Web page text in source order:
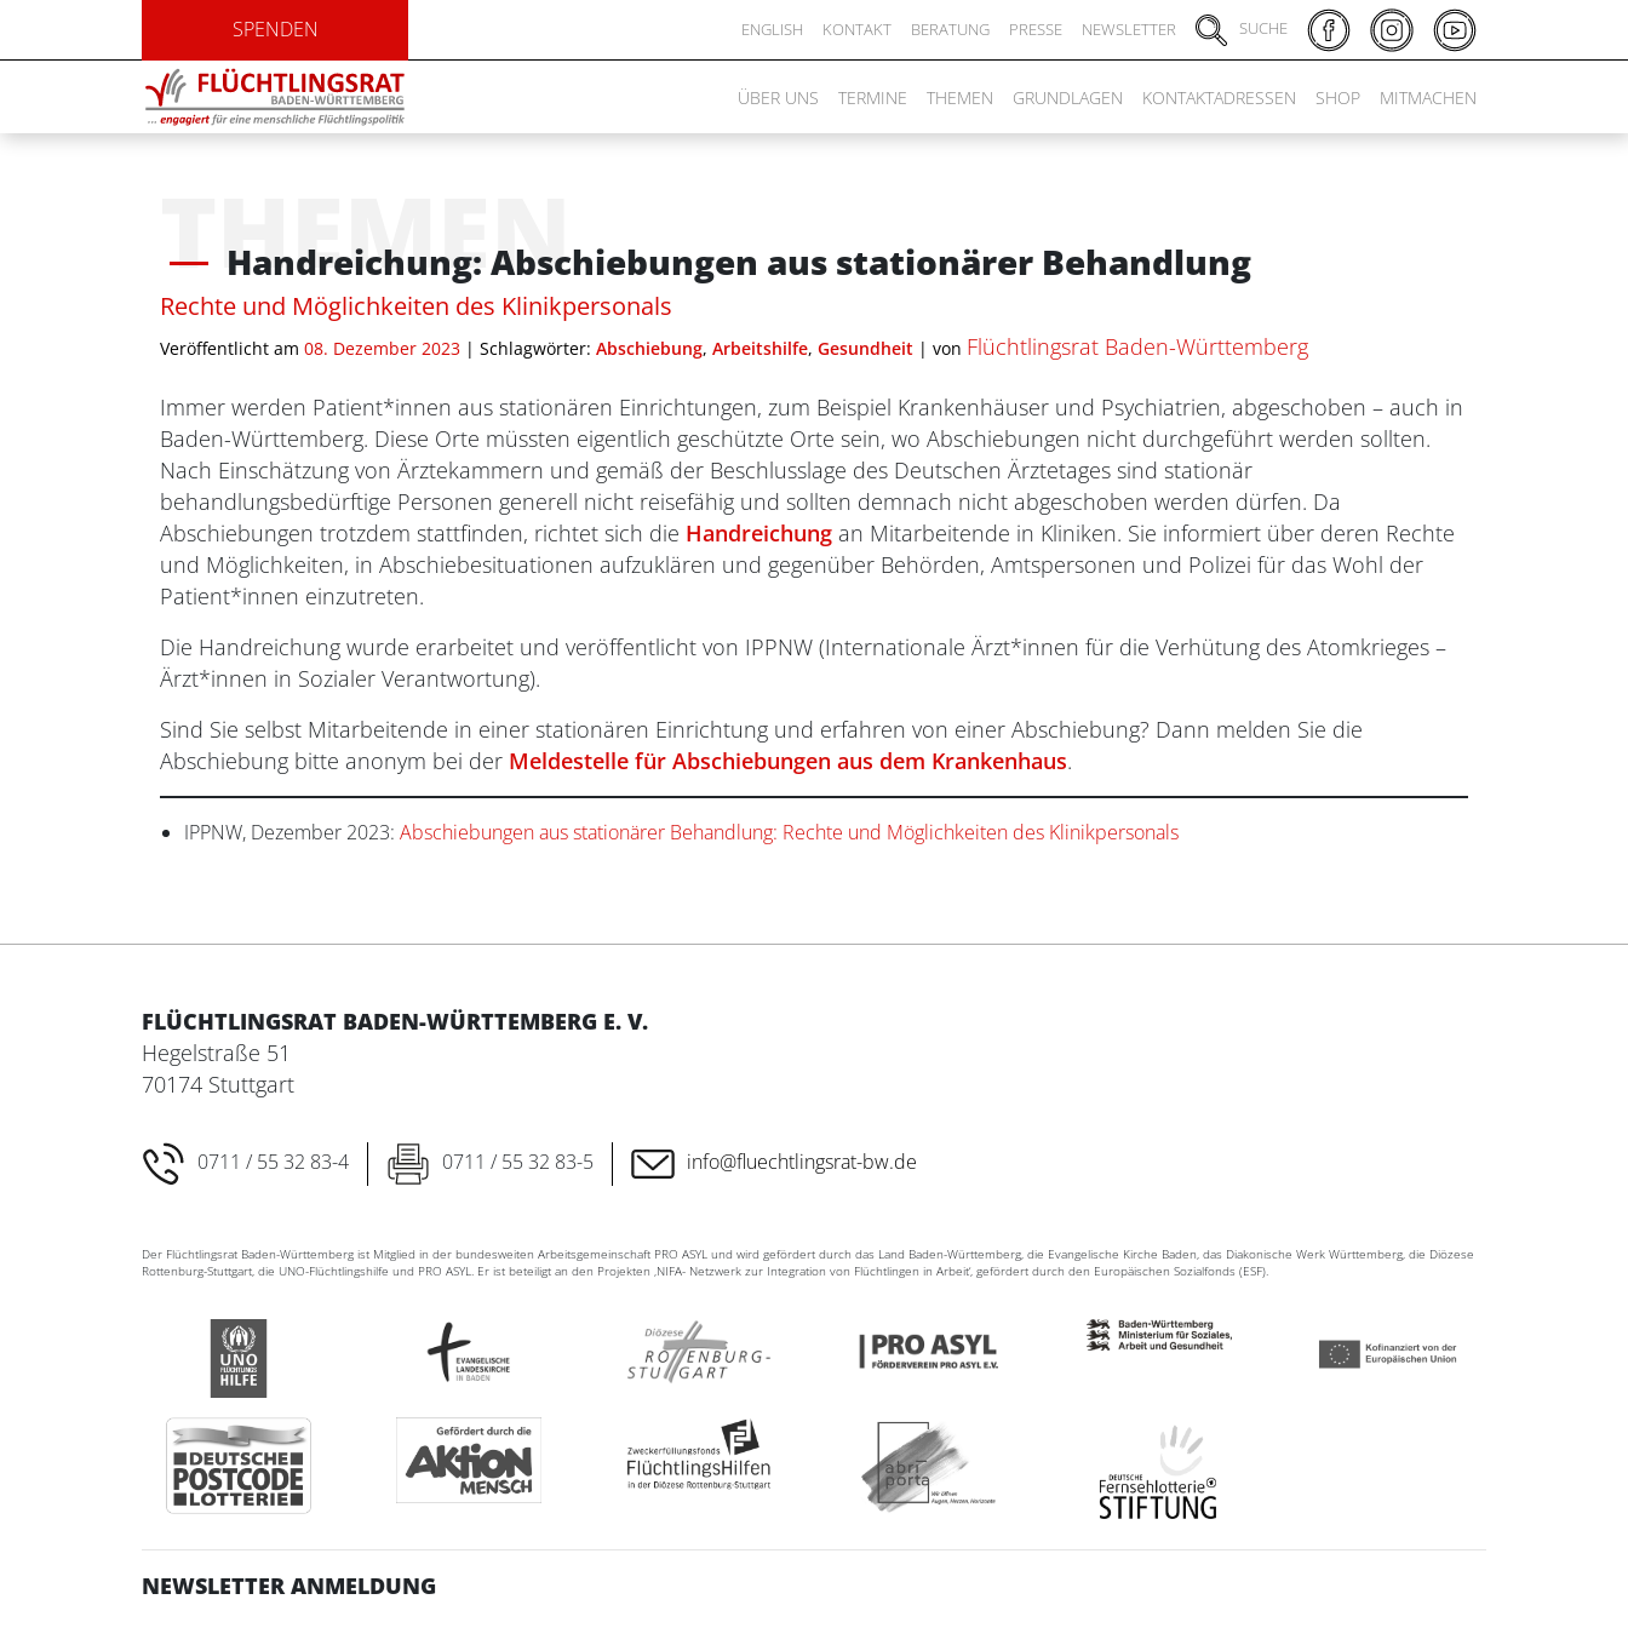
SPENDEN ENGLISH KONTAKT BERATUNG PRESSE NEWSLETTER SUCHE
ÜBER UNS TERMINE THEMEN GRUNDLAGEN KONTAKTADRESSEN SHOP MITMACHEN
THEMEN
Handreichung: Abschiebungen aus stationärer Behandlung
Rechte und Möglichkeiten des Klinikpersonals
Veröffentlicht am 08. Dezember 2023 | Schlagwörter: Abschiebung, Arbeitshilfe, Gesundheit | von Flüchtlingsrat Baden-Württemberg
Immer werden Patient*innen aus stationären Einrichtungen, zum Beispiel Krankenhäuser und Psychiatrien, abgeschoben – auch in
Baden-Württemberg. Diese Orte müssten eigentlich geschützte Orte sein, wo Abschiebungen nicht durchgeführt werden sollten.
Nach Einschätzung von Ärztekammern und gemäß der Beschlusslage des Deutschen Ärztetages sind stationär
behandlungsbedürftige Personen generell nicht reisefähig und sollten demnach nicht abgeschoben werden dürfen. Da
Abschiebungen trotzdem stattfinden, richtet sich die Handreichung an Mitarbeitende in Kliniken. Sie informiert über deren Rechte
und Möglichkeiten, in Abschiebesituationen aufzuklären und gegenüber Behörden, Amtspersonen und Polizei für das Wohl der
Patient*innen einzutreten.
Die Handreichung wurde erarbeitet und veröffentlicht von IPPNW (Internationale Ärzt*innen für die Verhütung des Atomkrieges –
Ärzt*innen in Sozialer Verantwortung).
Sind Sie selbst Mitarbeitende in einer stationären Einrichtung und erfahren von einer Abschiebung? Dann melden Sie die
Abschiebung bitte anonym bei der Meldestelle für Abschiebungen aus dem Krankenhaus.
IPPNW, Dezember 2023: Abschiebungen aus stationärer Behandlung: Rechte und Möglichkeiten des Klinikpersonals
FLÜCHTLINGSRAT BADEN-WÜRTTEMBERG E. V.
Hegelstraße 51
70174 Stuttgart
0711 / 55 32 83-4 0711 / 55 32 83-5 info@fluechtlingsrat-bw.de
Der Flüchtlingsrat Baden-Württemberg ist Mitglied in der bundesweiten Arbeitsgemeinschaft PRO ASYL und wird gefördert durch das Land Baden-Württemberg, die Evangelische Kirche Baden, das Diakonische Werk Württemberg, die Diözese
Rottenburg-Stuttgart, die UNO-Flüchtlingshilfe und PRO ASYL. Er ist beteiligt an den Projekten ‚NIFA- Netzwerk zur Integration von Flüchtlingen in Arbeit‘, gefördert durch den Europäischen Sozialfonds (ESF).
NEWSLETTER ANMELDUNG